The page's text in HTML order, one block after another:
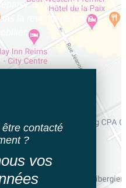
du bien. Nous
la revente de votre
contacté
?
vos